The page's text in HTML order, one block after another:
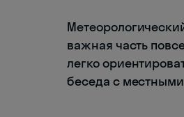
важная часть
легко
беседа с